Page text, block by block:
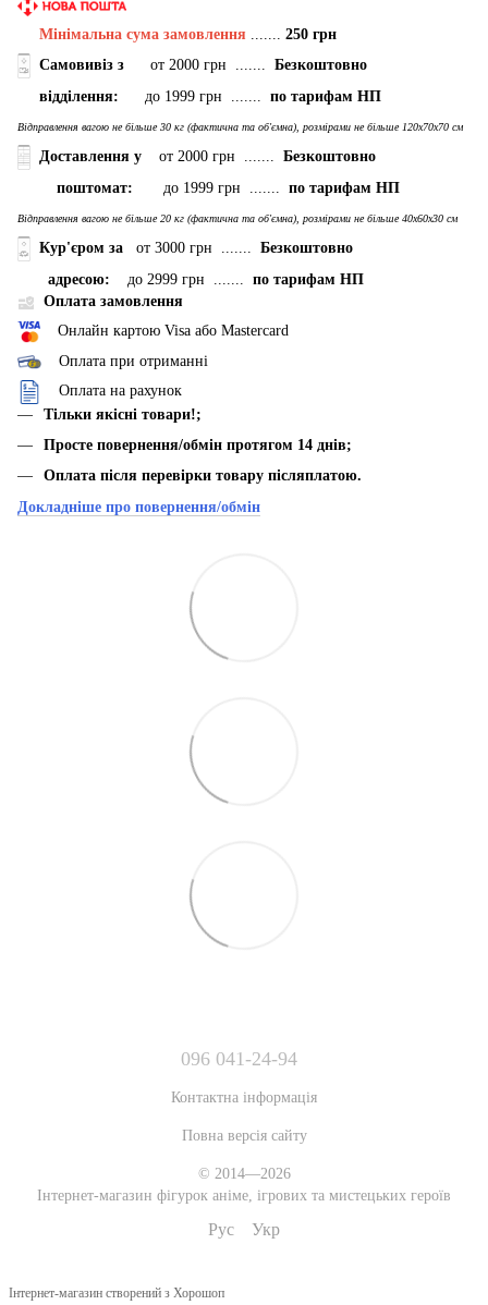
Мінімальна сума замовлення ....... 250 грн
Самовивіз з
от 2000 грн ....... Безкоштовно
відділення: до 1999 грн ....... по тарифам НП
Відправлення вагою не більше 30 кг (фактична та об'ємна), розмірами не більше 120х70х70 см
Доставлення у от 2000 грн ....... Безкоштовно
поштомат: до 1999 грн ....... по тарифам НП
Відправлення вагою не більше 20 кг (фактична та об'ємна), розмірами не більше 40х60х30 см
Кур'єром за от 3000 грн ....... Безкоштовно
адресою: до 2999 грн ....... по тарифам НП
Оплата замовлення
Онлайн картою Visa або Mastercard
Оплата при отриманні
Оплата на рахунок
Тільки якісні товари!;
Просте повернення/обмін протягом 14 днів;
Оплата після перевірки товару післяплатою.
Докладніше про повернення/обмін
096 041-24-94
Контактна інформація
Повна версія сайту
© 2014—2026
Інтернет-магазин фігурок аніме, ігрових та мистецьких героїв
Рус Укр
Інтернет-магазин створений з Хорошоп